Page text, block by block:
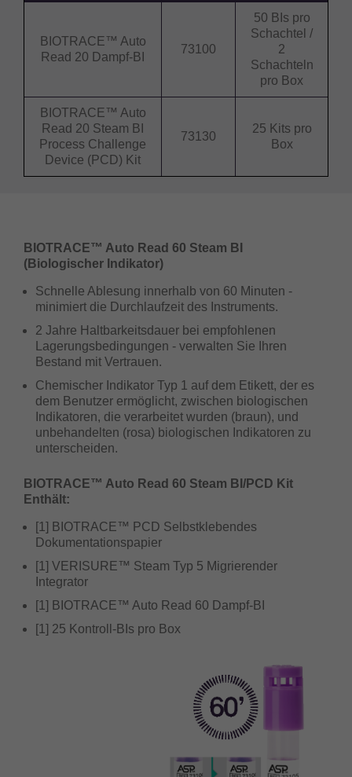
BIOTRACE™ Auto
Read 20 Dampf-BI
73100
50 BIs pro
Schachtel /
2
Schachteln
pro Box
BIOTRACE™ Auto
Read 20 Steam BI
Process Challenge
Device (PCD) Kit
73130
25 Kits pro
Box
BIOTRACE™ Auto Read 60 Steam BI
(Biologischer Indikator)
Schnelle Ablesung innerhalb von 60 Minuten -
minimiert die Durchlaufzeit des Instruments.
2 Jahre Haltbarkeitsdauer bei empfohlenen
Lagerungsbedingungen - verwalten Sie Ihren
Bestand mit Vertrauen.
Chemischer Indikator Typ 1 auf dem Etikett, der es
dem Benutzer ermöglicht, zwischen biologischen
Indikatoren, die verarbeitet wurden (braun), und
unbehandelten (rosa) biologischen Indikatoren zu
unterscheiden.
BIOTRACE™ Auto Read 60 Steam BI/PCD Kit
Enthält:
[1] BIOTRACE™ PCD Selbstklebendes
Dokumentationspapier
[1] VERISURE™ Steam Typ 5 Migrierender
Integrator
[1] BIOTRACE™ Auto Read 60 Dampf-BI
[1] 25 Kontroll-BIs pro Box